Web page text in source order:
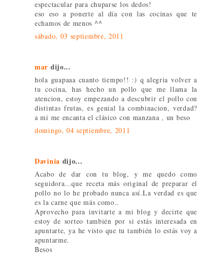
espectacular para chuparse los dedos!
eso eso a ponerte al día con las cocinas que te
echamos de menos ^^
sábado, 03 septiembre, 2011
mar dijo...
hola guapaaa cuanto tiempo!! :) q alegria volver a
tu cocina, has hecho un pollo que me llama la
atencion, estoy empezando a descubrir el pollo con
distintas frutas, es genial la combinacion, verdad?
a mi me encanta el clásico con manzana , un beso
domingo, 04 septiembre, 2011
Davinia dijo...
Acabo de dar con tu blog, y me quedo como
seguidora...que receta más original de preparar el
pollo no lo he probado nunca así.La verdad es que
es la carne que más como..
Aprovecho para invitarte a mi blog y decirte que
estoy de sorteo también por si estás interesada en
apuntarte, ya he visto que tu también lo estás voy a
apuntarme.
Besos